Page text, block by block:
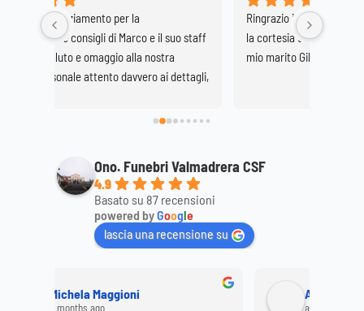
e il suo staff
alla nostra
ai dettagli,
Ringrazio il Sig. Marco per la professionalità e
la cortesia dei suoi collaboratori al funerale di
mio marito Gilardi
Ono. Funebri Valmadrera CSF
4.9
Basato su 87 recensioni
powered byGoogle
lascia una recensione su
Anna Caterina